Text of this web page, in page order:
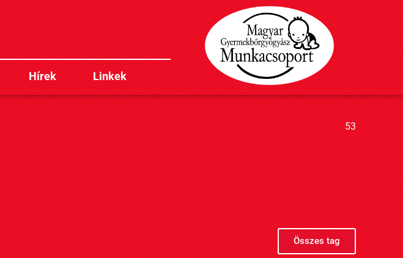
Hírek Linkek
53
Összes tag